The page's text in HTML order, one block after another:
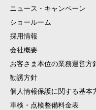
ニュース・キャンペーン
ショールーム
採用情報
会社概要
お客さま本位の業務運営方
勧誘方針
個人情報保護に関する基本
車検・点検整備料金表